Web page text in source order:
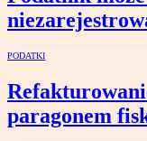
PODATKI
paragonem